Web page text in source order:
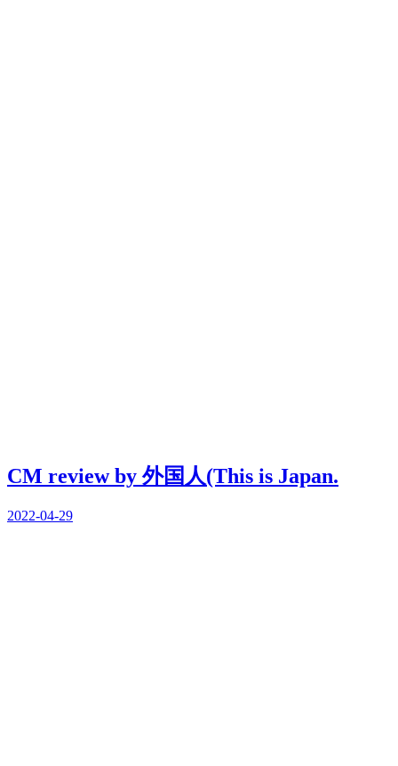
CM review by 外国人(This is Japan.
2022-04-29